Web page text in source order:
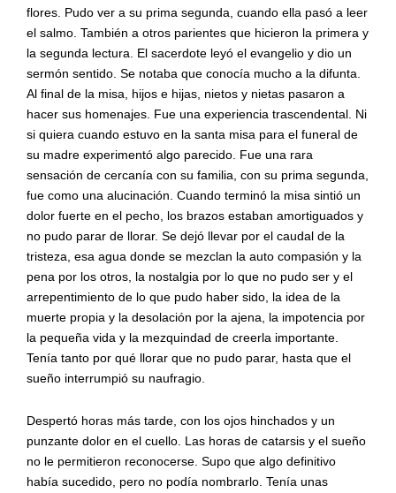
flores. Pudo ver a su prima segunda, cuando ella pasó a leer
el salmo. También a otros parientes que hicieron la primera y
la segunda lectura. El sacerdote leyó el evangelio y dio un
sermón sentido. Se notaba que conocía mucho a la difunta.
Al final de la misa, hijos e hijas, nietos y nietas pasaron a
hacer sus homenajes. Fue una experiencia trascendental. Ni
si quiera cuando estuvo en la santa misa para el funeral de
su madre experimentó algo parecido. Fue una rara
sensación de cercanía con su familia, con su prima segunda,
fue como una alucinación. Cuando terminó la misa sintió un
dolor fuerte en el pecho, los brazos estaban amortiguados y
no pudo parar de llorar. Se dejó llevar por el caudal de la
tristeza, esa agua donde se mezclan la auto compasión y la
pena por los otros, la nostalgia por lo que no pudo ser y el
arrepentimiento de lo que pudo haber sido, la idea de la
muerte propia y la desolación por la ajena, la impotencia por
la pequeña vida y la mezquindad de creerla importante.
Tenía tanto por qué llorar que no pudo parar, hasta que el
sueño interrumpió su naufragio.
Despertó horas más tarde, con los ojos hinchados y un
punzante dolor en el cuello. Las horas de catarsis y el sueño
no le permitieron reconocerse. Supo que algo definitivo
había sucedido, pero no podía nombrarlo. Tenía unas